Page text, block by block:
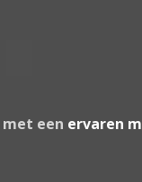
een ervaren